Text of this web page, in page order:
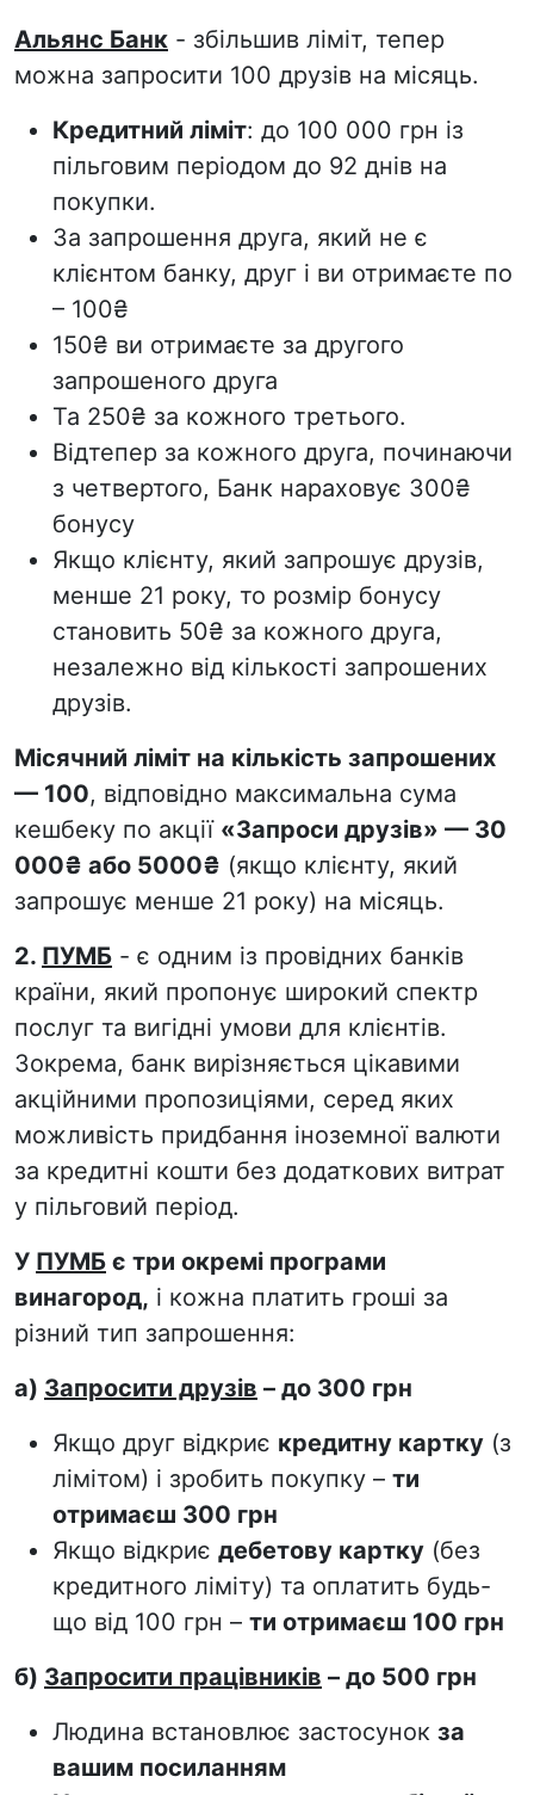
Альянс Банк - збільшив ліміт, тепер
можна запросити 100 друзів на місяць.
Кредитний ліміт: до 100 000 грн із
пільговим періодом до 92 днів на
покупки.
За запрошення друга, який не є
клієнтом банку, друг і ви отримаєте по
– 100₴
150₴ ви отримаєте за другого
запрошеного друга
Та 250₴ за кожного третього.
Відтепер за кожного друга, починаючи
з четвертого, Банк нараховує 300₴
бонусу
Якщо клієнту, який запрошує друзів,
менше 21 року, то розмір бонусу
становить 50₴ за кожного друга,
незалежно від кількості запрошених
друзів.
Місячний ліміт на кількість запрошених
— 100, відповідно максимальна сума
кешбеку по акції «Запроси друзів» — 30
000₴ або 5000₴ (якщо клієнту, який
запрошує менше 21 року) на місяць.
2. ПУМБ - є одним із провідних банків
країни, який пропонує широкий спектр
послуг та вигідні умови для клієнтів.
Зокрема, банк вирізняється цікавими
акційними пропозиціями, серед яких
можливість придбання іноземної валюти
за кредитні кошти без додаткових витрат
у пільговий період.
У ПУМБ є три окремі програми
винагород, і кожна платить гроші за
різний тип запрошення:
а) Запросити друзів – до 300 грн
Якщо друг відкриє кредитну картку (з
лімітом) і зробить покупку – ти
отримаєш 300 грн
Якщо відкриє дебетову картку (без
кредитного ліміту) та оплатить будь-
що від 100 грн – ти отримаєш 100 грн
б) Запросити працівників – до 500 грн
Людина встановлює застосунок за
вашим посиланням